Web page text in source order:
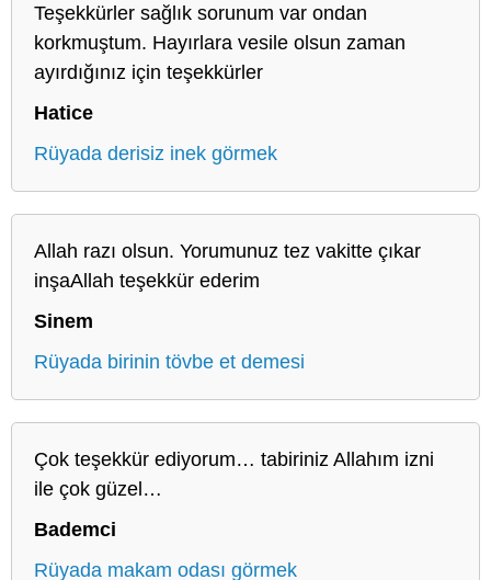
Teşekkürler sağlık sorunum var ondan
korkmuştum. Hayırlara vesile olsun zaman
ayırdığınız için teşekkürler
Hatice
Rüyada derisiz inek görmek
Allah razı olsun. Yorumunuz tez vakitte çıkar
inşaAllah teşekkür ederim
Sinem
Rüyada birinin tövbe et demesi
Çok teşekkür ediyorum… tabiriniz Allahım izni
ile çok güzel…
Bademci
Rüyada makam odası görmek